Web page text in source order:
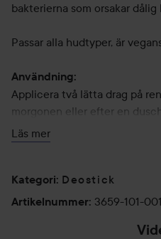
bakterierna som orsakar dålig
Passar alla hudtyper, är
Användning:
Applicera två lätta drag på
morgonen eller efter en dusch.
16 g
Läs mer
Kategori: Deostick
Artikelnummer: 3659-101-